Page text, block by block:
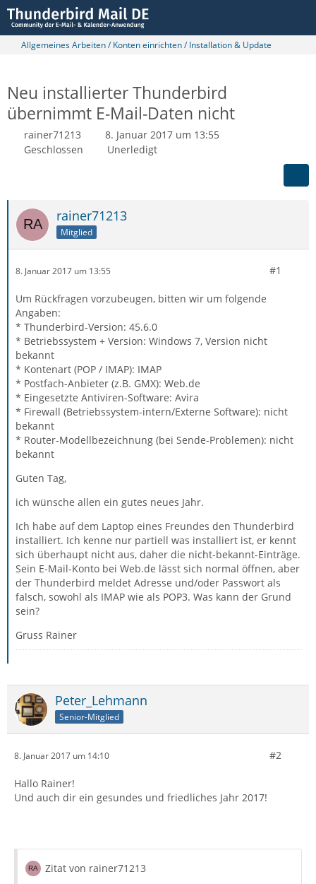
Allgemeines Arbeiten / Konten einrichten / Installation & Update
Neu installierter Thunderbird
übernimmt E-Mail-Daten nicht
rainer71213
8. Januar 2017 um 13:55
Geschlossen
Unerledigt
rainer71213
Mitglied
8. Januar 2017 um 13:55 #1
Um Rückfragen vorzubeugen, bitten wir um folgende
Angaben:
* Thunderbird-Version: 45.6.0
* Betriebssystem + Version: Windows 7, Version nicht
bekannt
* Kontenart (POP / IMAP): IMAP
* Postfach-Anbieter (z.B. GMX): Web.de
* Eingesetzte Antiviren-Software: Avira
* Firewall (Betriebssystem-intern/Externe Software): nicht
bekannt
* Router-Modellbezeichnung (bei Sende-Problemen): nicht
bekannt
Guten Tag,
ich wünsche allen ein gutes neues Jahr.
Ich habe auf dem Laptop eines Freundes den Thunderbird
installiert. Ich kenne nur partiell was installiert ist, er kennt
sich überhaupt nicht aus, daher die nicht-bekannt-Einträge.
Sein E-Mail-Konto bei Web.de lässt sich normal öffnen, aber
der Thunderbird meldet Adresse und/oder Passwort als
falsch, sowohl als IMAP wie als POP3. Was kann der Grund
sein?
Gruss Rainer
Peter_Lehmann
Senior-Mitglied
8. Januar 2017 um 14:10 #2
Hallo Rainer!
Und auch dir ein gesundes und friedliches Jahr 2017!
Zitat von rainer71213